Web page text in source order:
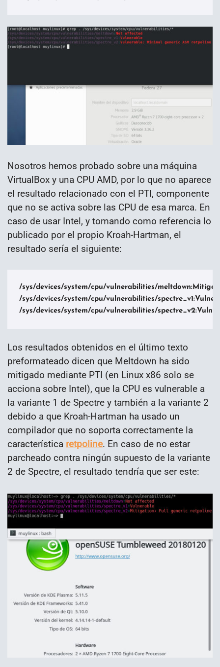
Nosotros hemos probado sobre una máquina
VirtualBox y una CPU AMD, por lo que no aparece
el resultado relacionado con el PTI, componente
que no se activa sobre las CPU de esa marca. En
caso de usar Intel, y tomando como referencia lo
publicado por el propio Kroah-Hartman, el
resultado sería el siguiente:
/sys/devices/system/cpu/vulnerabilities/
/sys/devices/system/cpu/vulnerabilities/
/sys/devices/system/cpu/vulnerabilities/
Los resultados obtenidos en el último texto
preformateado dicen que Meltdown ha sido
mitigado mediante PTI (en Linux x86 solo se
acciona sobre Intel), que la CPU es vulnerable a
la variante 1 de Spectre y también a la variante 2
debido a que Kroah-Hartman ha usado un
compilador que no soporta correctamente la
característica retpoline. En caso de no estar
parcheado contra ningún supuesto de la variante
2 de Spectre, el resultado tendría que ser este: